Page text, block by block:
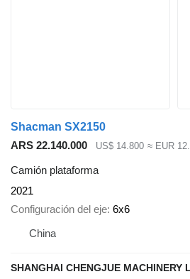
Shacman SX2150
ARS 22.140.000
US$ 14.800 ≈ EUR
Camión plataforma
2021
Configuración del eje 6x6
China
SHANGHAI CHENGJUE MACHINERY